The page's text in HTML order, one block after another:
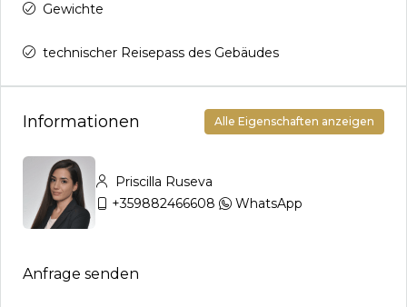
Gewichte
technischer Reisepass des Gebäudes
Informationen Alle Eigenschaften anzeigen
Priscilla Ruseva
+359882466608
WhatsApp
Anfrage senden